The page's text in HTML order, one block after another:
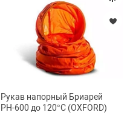
Рукав напорный Бриарей
РН-600 до 120°С (OXFORD)